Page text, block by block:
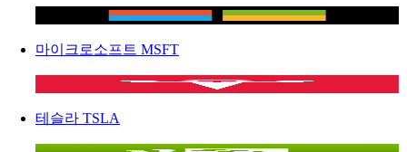
마이크로소프트 MSFT
테슬라 TSLA